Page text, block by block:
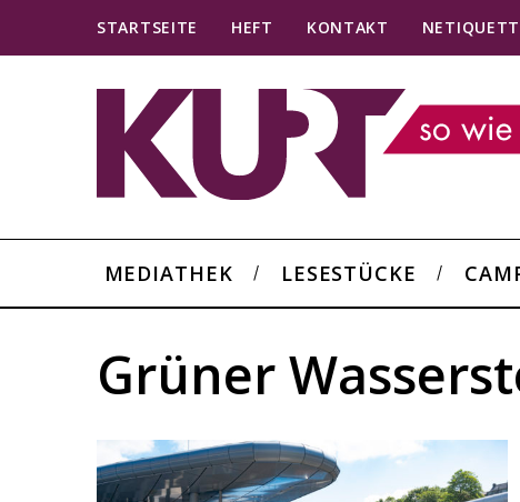
STARTSEITE HEFT KONTAKT
MEDIATHEK LESESTÜCKE
Grüner
S